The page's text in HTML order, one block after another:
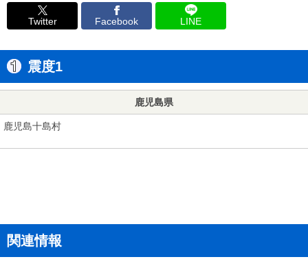
Twitter Facebook LINE
震度1
鹿児島県
鹿児島十島村
関連情報